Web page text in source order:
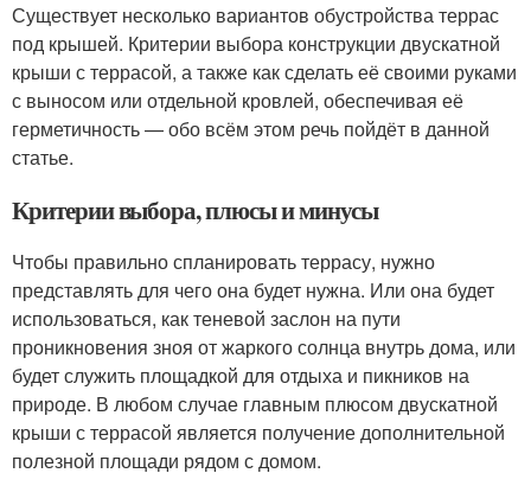
Существует несколько вариантов обустройства террас
под крышей. Критерии выбора конструкции двускатной
крыши с террасой, а также как сделать её своими руками
с выносом или отдельной кровлей, обеспечивая её
герметичность — обо всём этом речь пойдёт в данной
статье.
Критерии выбора, плюсы и минусы
Чтобы правильно спланировать террасу, нужно
представлять для чего она будет нужна. Или она будет
использоваться, как теневой заслон на пути
проникновения зноя от жаркого солнца внутрь дома, или
будет служить площадкой для отдыха и пикников на
природе. В любом случае главным плюсом двускатной
крыши с террасой является получение дополнительной
полезной площади рядом с домом.